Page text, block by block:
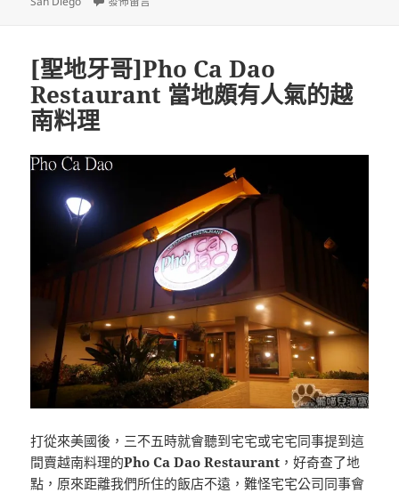
[聖地牙哥]Pho Ca Dao
Restaurant 當地頗有人氣的越
南料理
打從來美國後，三不五時就會聽到宅宅或宅宅同事提到這
間賣越南料理的Pho Ca Dao Restaurant ，好奇查了地
點，原來距離我們所住的飯店不遠，難怪宅宅公司同事會